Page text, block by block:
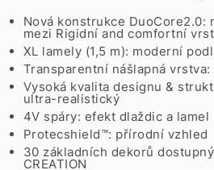
Nová konstrukce DuoCore2.0:
mezi Rigidní and comfortní
XL lamely (1,5 m): moderní
Transparentní nášlapná
Vysoká kvalita designu &
ultra-realistický
4V spáry: efekt dlaždic a lamel
Protecshield™: přírodní vzhled
30 základních dekorů
CREATION